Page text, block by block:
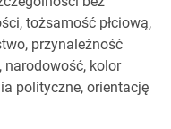
tożsamość płciową,
przynależność
narodowość, kolor
polityczne, orientację